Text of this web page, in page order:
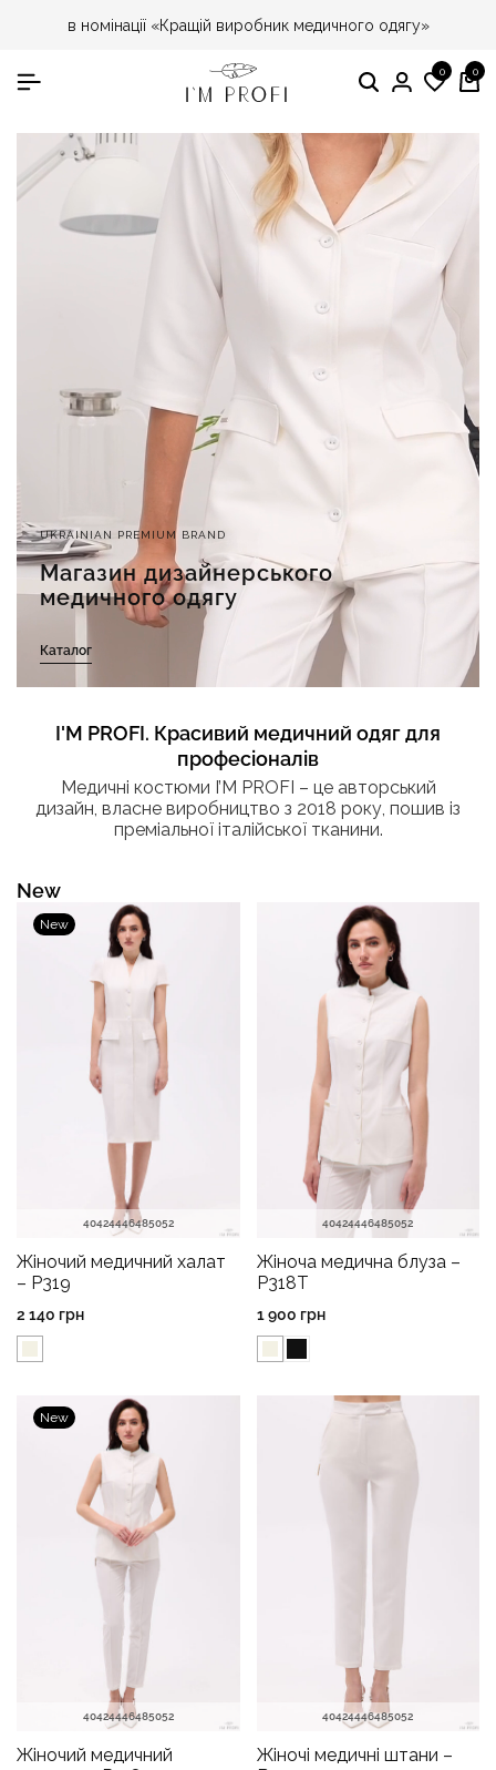
в номінації «Кращій виробник медичного одягу»
0 0
UKRAINIAN PREMIUM BRAND
Магазин дизайнерського
медичного одягу
Каталог
I'M PROFI. Красивий медичний одяг для
професіоналів
Медичні костюми I’M PROFI – це авторський
дизайн, власне виробництво з 2018 року, пошив із
преміальної італійської тканини.
New
New
40424446485052
Жіночий медичний халат
– P319
2 140 грн
40424446485052
Жіноча медична блуза –
P318T
1 900 грн
New
40424446485052
Жіночий медичний
40424446485052
Жіночі медичні штани –